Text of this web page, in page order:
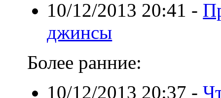
10/12/2013 20:41 -
джинсы
Более ранние:
10/12/2013 20:37 -